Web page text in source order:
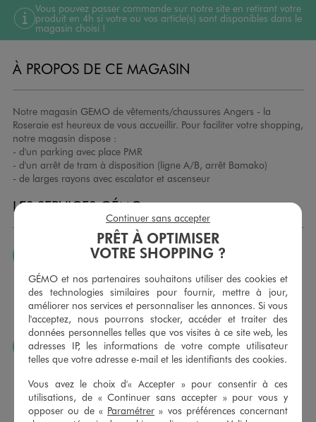
Vous pouvez passer commande sur notre site en retirant votre
produit en 4h si votre ou vos article(s) sont disponibles dans le
magasin choisi !
À PROPOS DE CE MAGASIN
Notre magasin GEMO de vêtements/chaussures Angers - la
Roseraie est heureux de vous accueillir. Pour faciliter votre shopping,
notre magasin dispose :
- d'un parking avec place PMR
- d'un arrêt de tram à disposition (ligne A/B, arrêt Bamako)
- de larges rayons avec escalator et ascenseur
LES SERVICES GÉMO
JE PEUX CHANGER D’AVIS
Nous échangeons et vous proposons un avoir ou un
remboursement pour tout article non porté, non retouché,
sous 30 jours, sur simple présentation du ticket de caisse,
dans tous les magasins GÉMO.
JE PEUX FAIRE RETOUCHER MES ARTICLES
Ourlets, ceintures… vous avez la possibilité de faire
retoucher vos articles textiles dans nos magasins. Les tarifs
sont à votre disposition sur simple demande. Voir
conditions en magasins.
PRÊT À OPTIMISER
VOTRE SHOPPING ?
GÉMO et nos partenaires souhaitons utiliser des cookies et
des technologies similaires pour fournir, mettre à jour,
améliorer nos services et personnaliser les annonces. Si vous
l'acceptez, nous pourrons stocker, accéder et traiter des
données personnelles telles que vos visites à ce site web, les
adresses IP, les informations de votre compte utilisateur
telles que votre adresse e-mail et les identifiants des cookies.
Vous avez le choix d'« Accepter » pour consentir à ces
utilisations, de « Continuer sans accepter » pour vous y
opposer ou de « Paramétrer » vos préférences concernant
Continuer sans accepter